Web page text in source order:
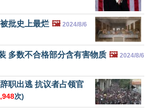
批史上最烂 🖼️ 2024/8/6
多数不合格部分含有害物质 🖼️ 2024/8/6
职出逃 抗议者占领官
次)